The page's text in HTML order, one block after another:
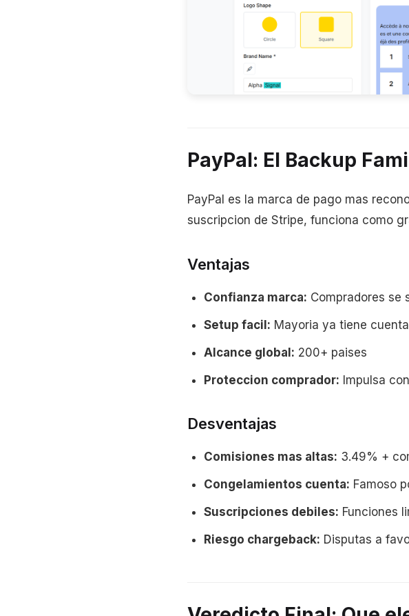
PayPal: El Backup
PayPal es la marca de pago mas
suscripcion de Stripe, funciona como
Ventajas
Confianza marca: Compradores se
Setup facil: Mayoria ya tiene
Alcance global: 200+ paises
Proteccion comprador: Impulsa
Desventajas
Comisiones mas altas: 3.49% +
Congelamientos cuenta: Famoso
Suscripciones debiles: Funciones
Riesgo chargeback: Disputas a